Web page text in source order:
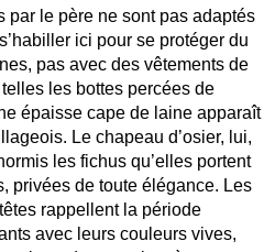
par le père ne sont pas adaptés
ici pour se protéger du
pas avec des vêtements de
les bottes percées de
épaisse cape de laine apparaît
Le chapeau d’osier, lui,
les fichus qu’elles portent
privées de toute élégance. Les
rappellent la période
avec leurs couleurs vives,